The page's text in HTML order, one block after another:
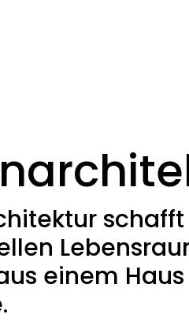
schafft
einem